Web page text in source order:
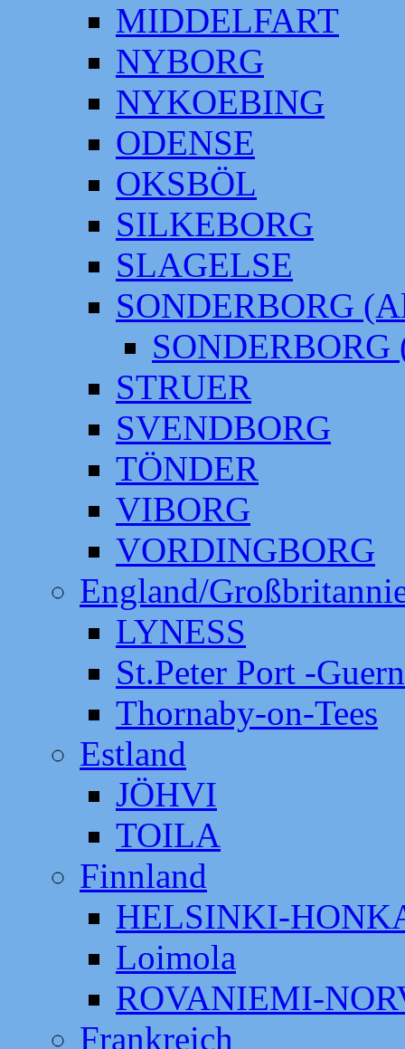
MIDDELFART
NYBORG
NYKOEBING
ODENSE
OKSBÖL
SILKEBORG
SLAGELSE
SONDERBORG
SONDERBORG
STRUER
SVENDBORG
TÖNDER
VIBORG
VORDINGBORG
England/
LYNESS
St.Peter Port -
Thornaby-on-Tees
Estland
JÖHVI
TOILA
Finnland
HELSINKI-
Loimola
ROVANIEMI-
Frankreich